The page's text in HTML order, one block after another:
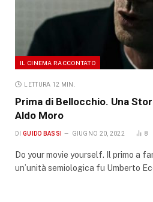
IL CINEMA RACCONTATO
LETTURA 12 MIN.
Prima di Bellocchio. Una
Aldo Moro
DI GUIDO BASSI GIUGNO 20, 2022 8
Do your movie yourself. Il primo a
un’unità semiologica fu Umberto